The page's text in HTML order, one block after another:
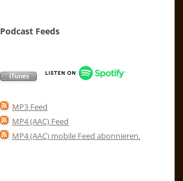
Podcast Feeds
MP3 Feed
MP4 (AAC) Feed
MP4 (AAC) mobile Feed abonnieren.